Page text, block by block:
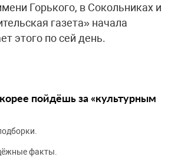
Горького, в Сокольниках и
газета» начала
этого по сей день.
пойдёшь за «культурным
факты.